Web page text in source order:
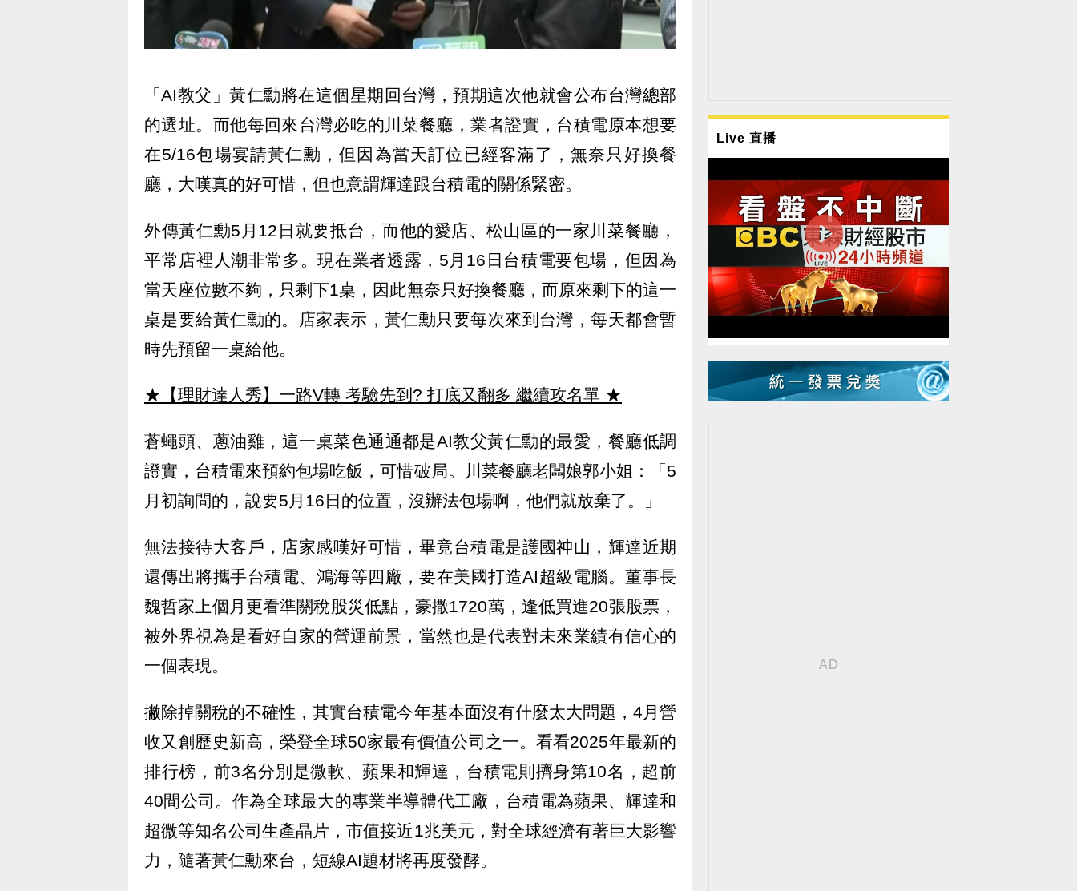
「AI教父」黃仁勳將在這個星期回台灣，預期這次他就會公布台灣總部
的選址。而他每回來台灣必吃的川菜餐廳，業者證實，台積電原本想要
在5/16包場宴請黃仁勳，但因為當天訂位已經客滿了，無奈只好換餐
廳，大嘆真的好可惜，但也意謂輝達跟台積電的關係緊密。
外傳黃仁勳5月12日就要抵台，而他的愛店、松山區的一家川菜餐廳，
平常店裡人潮非常多。現在業者透露，5月16日台積電要包場，但因為
當天座位數不夠，只剩下1桌，因此無奈只好換餐廳，而原來剩下的這一
桌是要給黃仁勳的。店家表示，黃仁勳只要每次來到台灣，每天都會暫
時先預留一桌給他。
★【理財達人秀】一路V轉 考驗先到? 打底又翻多 繼續攻名單 ★
蒼蠅頭、蔥油雞，這一桌菜色通通都是AI教父黃仁勳的最愛，餐廳低調
證實，台積電來預約包場吃飯，可惜破局。川菜餐廳老闆娘郭小姐：「5
月初詢問的，說要5月16日的位置，沒辦法包場啊，他們就放棄了。」
無法接待大客戶，店家感嘆好可惜，畢竟台積電是護國神山，輝達近期
還傳出將攜手台積電、鴻海等四廠，要在美國打造AI超級電腦。董事長
魏哲家上個月更看準關稅股災低點，豪撒1720萬，逢低買進20張股票，
被外界視為是看好自家的營運前景，當然也是代表對未來業績有信心的
一個表現。
撇除掉關稅的不確性，其實台積電今年基本面沒有什麼太大問題，4月營
收又創歷史新高，榮登全球50家最有價值公司之一。看看2025年最新的
排行榜，前3名分別是微軟、蘋果和輝達，台積電則擠身第10名，超前
40間公司。作為全球最大的專業半導體代工廠，台積電為蘋果、輝達和
超微等知名公司生產晶片，市值接近1兆美元，對全球經濟有著巨大影響
力，隨著黃仁勳來台，短線AI題材將再度發酵。
Live 直播